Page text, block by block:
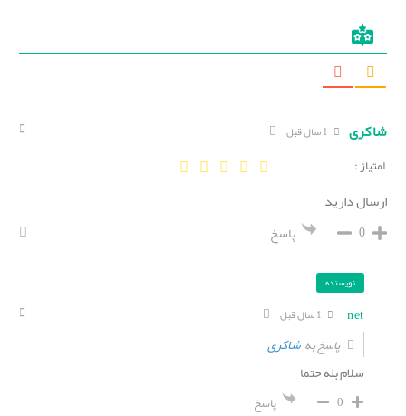
شاکری
امتیاز :
ارسال دارید
0 پاسخ
نویسنده
net
پاسخ بهشاکری
سلام بله حتما
0 پاسخ